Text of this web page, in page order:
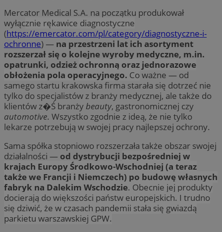
Mercator Medical S.A. na początku produkował
wyłącznie rękawice diagnostyczne
(https://emercator.com/pl/category/diagnostyczne-i-
ochronne) — na przestrzeni lat ich asortyment
rozszerzał się o kolejne wyroby medyczne, m.in.
opatrunki, odzież ochronną oraz jednorazowe
obłożenia pola operacyjnego. Coważne — od
samego startu krakowska firma starała się dotrzeć nie
tylko do specjalistów z branży medycznej, ale także do
klientów z�Ś branżybeauty, gastronomicznej czy
automotive. Wszystko zgodnie z ideą, że nie tylko
lekarze potrzebują w swojej pracy najlepszej ochrony.
Sama spółka stopniowo rozszerzała także obszar swojej
działalności — od dystrybucji bezpośredniej w
krajach Europy Środkowo-Wschodniej (a teraz
także we Francji i Niemczech) po budowę własnych
fabryk na Dalekim Wschodzie. Obecnie jej produkty
docierają do większości państw europejskich. I trudno
się dziwić, że w czasach pandemii stała się gwiazdą
parkietu warszawskiej GPW.